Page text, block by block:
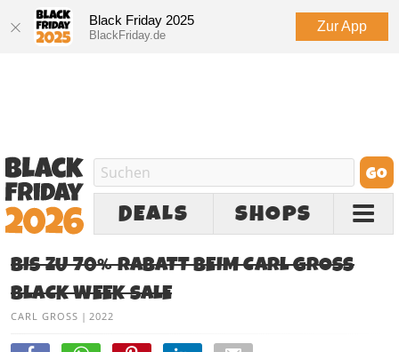
Black Friday 2025
BlackFriday.de
Zur App
DEALS SHOPS
BIS ZU 70% RABATT BEIM CARL GROSS
BLACK WEEK SALE
CARL GROSS | 2022